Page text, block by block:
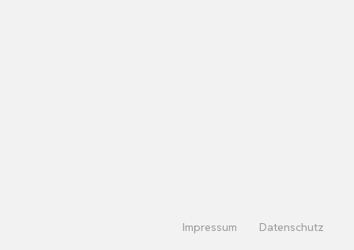
Impressum Datenschutz